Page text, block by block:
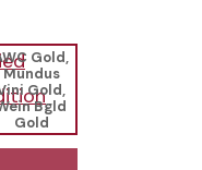
Gold,
Mundus
Gold,
Bgld
Gold